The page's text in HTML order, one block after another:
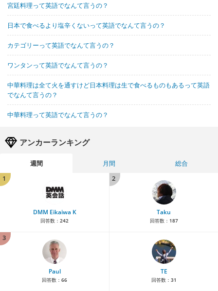
宮廷料理って英語でなんて言うの？
日本で食べるより塩辛くないって英語でなんて言うの？
カテゴリーって英語でなんて言うの？
ワンタンって英語でなんて言うの？
中華料理は全て火を通すけど日本料理は生で食べるものもあるって英語
でなんて言うの？
中華料理って英語でなんて言うの？
アンカーランキング
週間 月間
総合
1
DMM Eikaiwa K
回答数： 242
2
Taku
回答数： 187
3
Paul
回答数： 66
TE
回答数： 31